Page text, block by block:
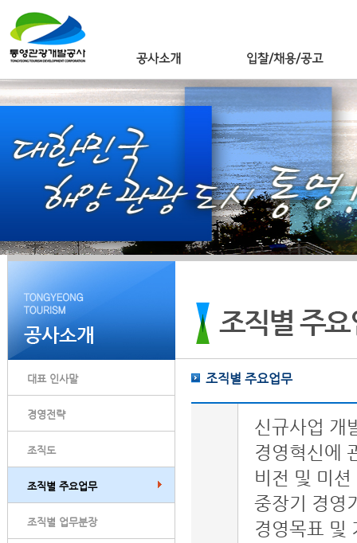
대표 인사말
경영전략
조직도
조직별 주요업무
조직별 업무분장
조직별 주요업무
신규사업 개
경영혁신에
비전 및 미션
중장기 경영
경영목표 및